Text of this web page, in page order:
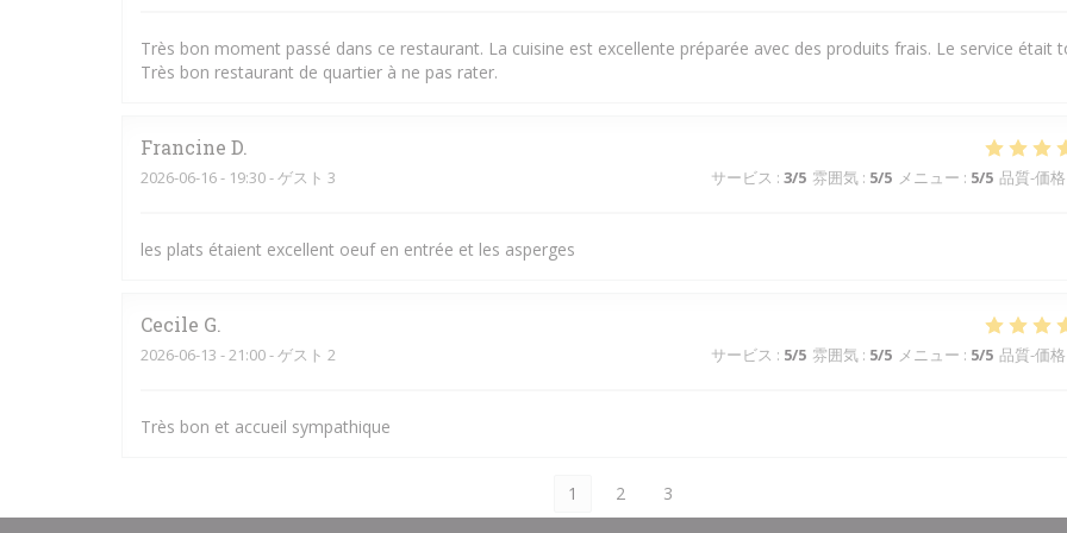
Très bon moment passé dans ce restaurant. La cuisine est excellente préparée avec des produits frais. Le service était
Très bon restaurant de quartier à ne pas rater.
Francine D
2026-06-16- 19:30 - ゲスト 3 サービス : 3/5 雰囲気 : 5/5 メニュー : 5/5 品質-価格
les plats étaient excellent oeuf en entrée et les asperges
Cecile G
2026-06-13 - 21:00 - ゲスト 2 サービス : 5/5 雰囲気 : 5/5 メニュー : 5/5 品質-価格
Très bon et accueil sympathique
1 2 3